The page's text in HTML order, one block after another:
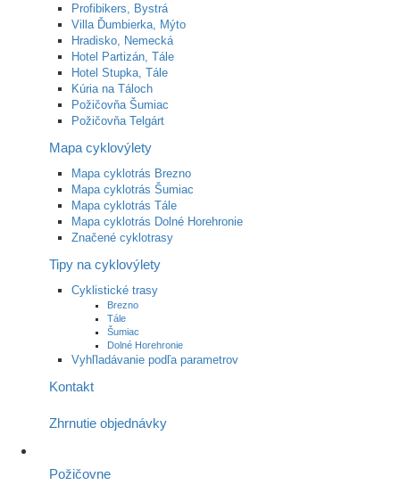
Profibikers, Bystrá
Villa Ďumbierka, Mýto
Hradisko, Nemecká
Hotel Partizán, Tále
Hotel Stupka, Tále
Kúria na Táloch
Požičovňa Šumiac
Požičovňa Telgárt
Mapa cyklovýlety
Mapa cyklotrás Brezno
Mapa cyklotrás Šumiac
Mapa cyklotrás Tále
Mapa cyklotrás Dolné Horehronie
Značené cyklotrasy
Tipy na cyklovýlety
Cyklistické trasy
Brezno
Tále
Šumiac
Dolné Horehronie
Vyhľladávanie podľa parametrov
Kontakt
Zhrnutie objednávky
Požičovne